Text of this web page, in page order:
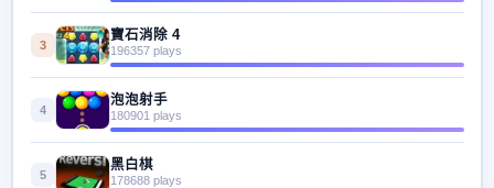
3
寶石消除 4
196357 plays
4
泡泡射手
180901 plays
5
黑白棋
178688 plays